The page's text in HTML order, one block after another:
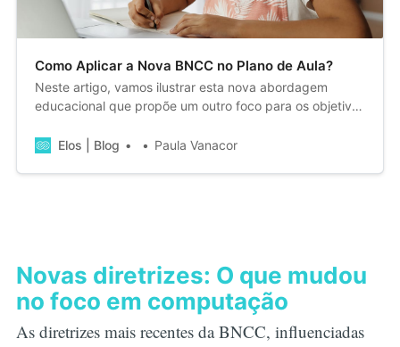
Como Aplicar a Nova BNCC no Plano de Aula?
Neste artigo, vamos ilustrar esta nova abordagem
educacional que propõe um outro foco para os objetivos
memorização de conteúdos e passam a valorizar,
Elos | Blog Paula Vanacor
Novas diretrizes: O que mudou
no foco em computação
As diretrizes mais recentes da BNCC, influenciadas